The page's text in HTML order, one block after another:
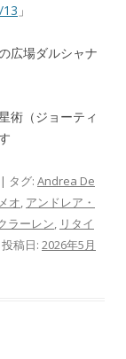
」
広場ダルシャナ
術（ジョーティ
| タグ: Andrea De
オ, アンドレア・
ラーレン, リタイ
稿日: 2026年5月